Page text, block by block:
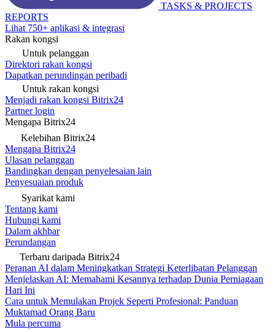
TASKS & PROJECTS
REPORTS
Lihat 750+ aplikasi & integrasi
Rakan kongsi
Untuk pelanggan
Direktori rakan kongsi
Dapatkan perundingan peribadi
Untuk rakan kongsi
Menjadi rakan kongsi Bitrix24
Partner login
Mengapa Bitrix24
Kelebihan Bitrix24
Mengapa Bitrix24
Ulasan pelanggan
Bandingkan dengan penyelesaian lain
Penyesuaian produk
Syarikat kami
Tentang kami
Hubungi kami
Dalam akhbar
Perundangan
Terbaru daripada Bitrix24
Peranan AI dalam Meningkatkan Strategi Keterlibatan Pelanggan
Menjelaskan AI: Memahami Kesannya terhadap Dunia Perniagaan
Hari Ini
Cara untuk Memulakan Projek Seperti Profesional: Panduan
Muktamad Orang Baru
Mula percuma